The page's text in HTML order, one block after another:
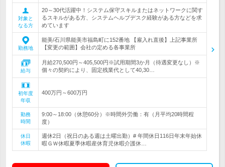
対象と
なる方
20～30代活躍中！システム保守スキルまたはネットワークに関す
るスキルがある方、システムヘルプデスク経験がある方などを求
めています
勤務地
能美/石川県能美市福島町に152番地 【雇入れ直後】上記事業所
【変更の範囲】会社の定める各事業所
給与
月給270,500円～405,500円※試用期間3か月（待遇変更なし）※
個々の契約により、固定残業代として40,30…
初年度
年収
400万円～600万円
勤務
時間
9:00～18:00（休憩60分）※時間外労働：有（月平均20時間程
度）
休日
休暇
週休2日（祝日のある週は土曜出勤）# 年間休日116日年末年始休
暇ＧＷ休暇夏季休暇産休育児休暇介護休…